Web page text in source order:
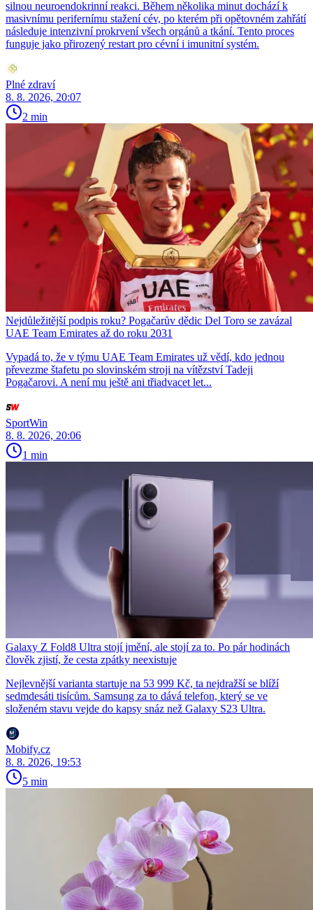
silnou neuroendokrinní reakci. Během několika minut dochází k
masivnímu perifernímu stažení cév, po kterém při opětovném zahřátí
následuje intenzivní prokrvení všech orgánů a tkání. Tento proces
funguje jako přirozený restart pro cévní i imunitní systém.
Plné zdraví
8. 8. 2026, 20:07
2 min
Nejdůležitější podpis roku? Pogačarův dědic Del Toro se zavázal
UAE Team Emirates až do roku 2031
Vypadá to, že v týmu UAE Team Emirates už vědí, kdo jednou
převezme štafetu po slovinském stroji na vítězství Tadeji
Pogačarovi. A není mu ještě ani třiadvacet let...
SportWin
8. 8. 2026, 20:06
1 min
Galaxy Z Fold8 Ultra stojí jmění, ale stojí za to. Po pár hodinách
člověk zjistí, že cesta zpátky neexistuje
Nejlevnější varianta startuje na 53 999 Kč, ta nejdražší se blíží
sedmdesáti tisícům. Samsung za to dává telefon, který se ve
složeném stavu vejde do kapsy snáz než Galaxy S23 Ultra.
Mobify.cz
8. 8. 2026, 19:53
5 min